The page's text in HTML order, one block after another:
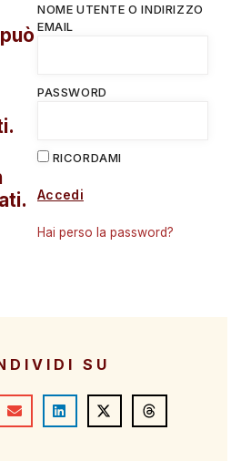
NOME UTENTE O INDIRIZZO
EMAIL
PASSWORD
RICORDAMI
Accedi
Hai perso la password?
SU